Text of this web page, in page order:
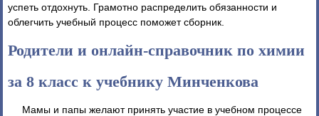
успеть отдохнуть. Грамотно распределить обязанности и
облегчить учебный процесс поможет сборник.
Родители и онлайн-справочник по химии
за 8 класс к учебнику Минченкова
Мамы и папы желают принять участие в учебном процессе